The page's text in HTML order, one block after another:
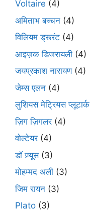
Voltaire (4)
अमिताभ बच्चन (4)
विलियम ड्रूरंट (4)
आइज़क डिजरायली (4)
जयप्रकाश नारायण(4)
जेम्स एलन (4)
लुशियस मेट्रियस प्लूटार्क
ज़िग ज़िगलर(4)
वोल्टेयर(4)
डॉ ज़्यूस(3)
मोहम्मद अली (3)
जिम रायन (3)
Plato (3)